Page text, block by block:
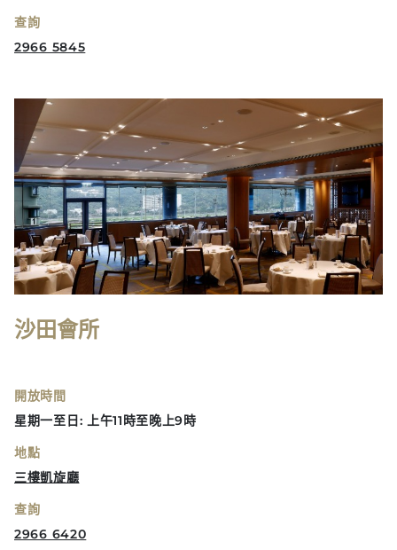
查詢
2966 5845
沙田會所
開放時間
星期一至日: 上午11時至晚上9時
地點
三樓凱旋廳
查詢
2966 6420